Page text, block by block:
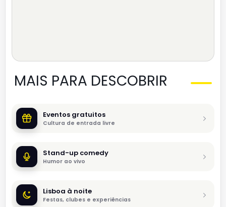
MAIS PARA DESCOBRIR
Eventos gratuitos
Cultura de entrada livre
Stand-up comedy
Humor ao vivo
Lisboa à noite
Festas, clubes e experiências